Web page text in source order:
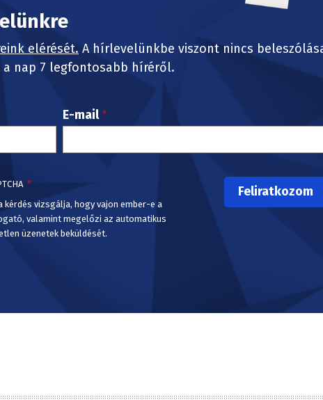
elérését. A hírlevelünkbe viszont nincs
nap 7 legfontosabb híréről.
E-mail
kérdés vizsgálja, hogy vajon ember-e a
valamint megelőzi az automatikus
üzenetek beküldését.